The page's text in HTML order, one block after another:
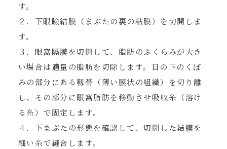
す。
２．下眼瞼結膜（まぶたの裏の粘膜）を切開しま
す。
３．眼窩隔膜を切開して、脂肪のふくらみが大き
い場合は適量の脂肪を切除します。目の下のくぼ
みの部分にある靱帯（薄い膜状の組織）を切り離
し、その部分に眼窩脂肪を移動させ吸収糸（溶け
る糸）で固定します。
４．下まぶたの形態を確認して、切開した結膜を
細い糸で縫合します。